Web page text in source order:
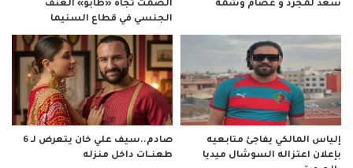
سعد لمجرد و عصام وشمة
الصمت تجاه «طابو» العنف
الجنسي في قطاع السنيما
إلياس المالكي يفاجئ متابعيه
بإعلان اعتزاله السوشال ميديا
صادم..سيف علي خان يتعرض لـ 6
طعنــات داخل منزله